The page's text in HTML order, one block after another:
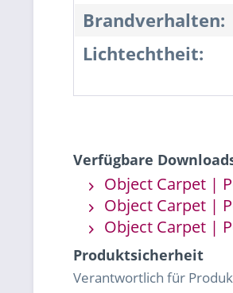
Brandverhalten:
Lichtechtheit:
Verfügbare
Object Carpet |
Object Carpet |
Object Carpet |
Produktsicherheit
Verantwortlich für